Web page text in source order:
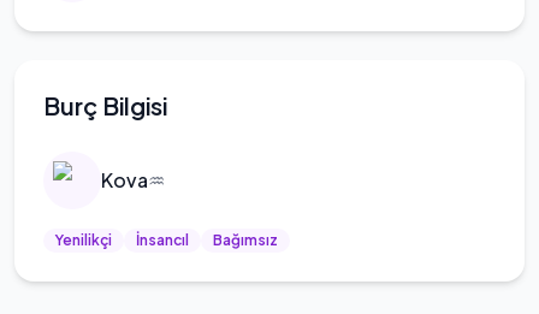
Burç Bilgisi
Kova♒
Yenilikçi İnsancıl Bağımsız